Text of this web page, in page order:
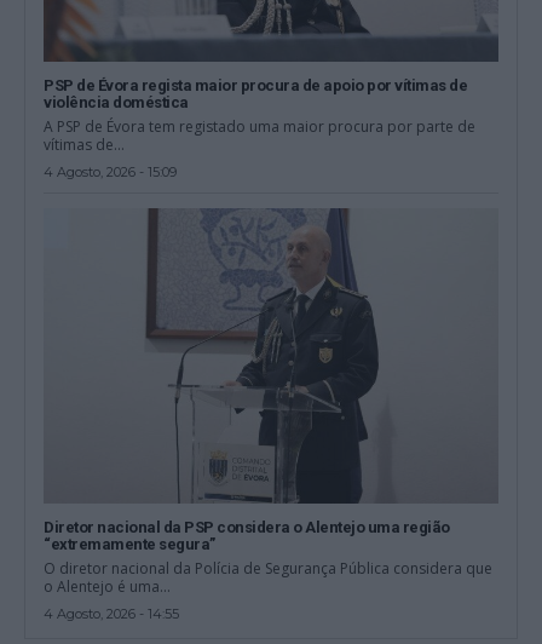
PSP de Évora regista maior procura de apoio por vítimas de
violência doméstica
A PSP de Évora tem registado uma maior procura por parte de
vítimas de...
4 Agosto, 2026 - 15:09
Diretor nacional da PSP considera o Alentejo uma região
“extremamente segura”
O diretor nacional da Polícia de Segurança Pública considera que
o Alentejo é uma...
4 Agosto, 2026 - 14:55